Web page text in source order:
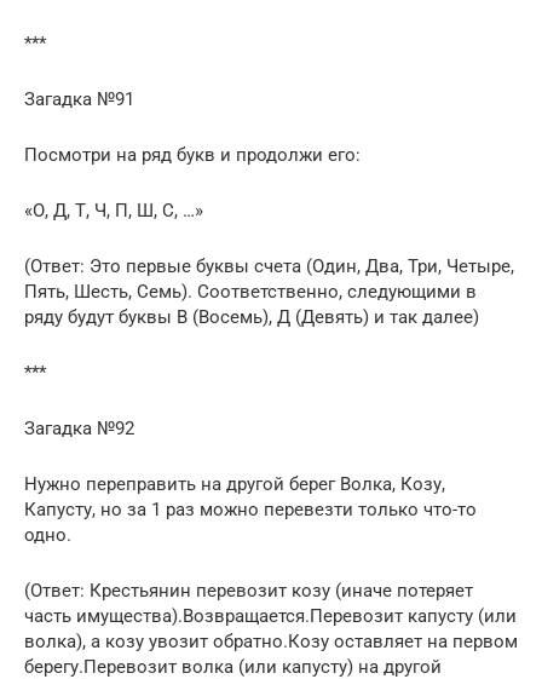
***
Загадка №91
Посмотри на ряд букв и продолжи его:
«О, Д, Т, Ч, П, Ш, С, …»
(Ответ: Это первые буквы счета (Один, Два, Три, Четыре,
Пять, Шесть, Семь). Соответственно, следующими в
ряду будут буквы В (Восемь), Д (Девять) и так далее)
***
Загадка №92
Нужно переправить на другой берег Волка, Козу,
Капусту, но за 1 раз можно перевезти только что-то
одно.
(Ответ: Крестьянин перевозит козу (иначе потеряет
часть имущества).Возвращается.Перевозит капусту (или
волка), а козу увозит обратно.Козу оставляет на первом
берегу.Перевозит волка (или капусту) на другой